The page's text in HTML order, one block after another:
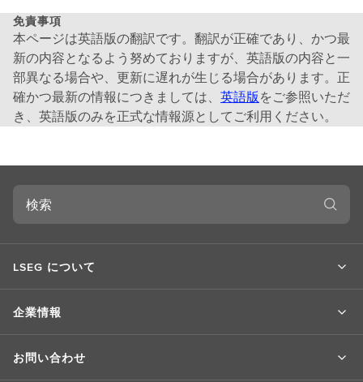
免責事項
本ページは英語版の翻訳です。翻訳が正確であり、かつ最
新の内容となるよう努めておりますが、英語版の内容と一
部異なる場合や、更新に遅れが生じる場合があります。正
確かつ最新の情報につきましては、 英語版をご参照いただ
き、英語版のみを正式な情報源としてご利用ください。
検
LSEG について
企業情報
お問い合わせ